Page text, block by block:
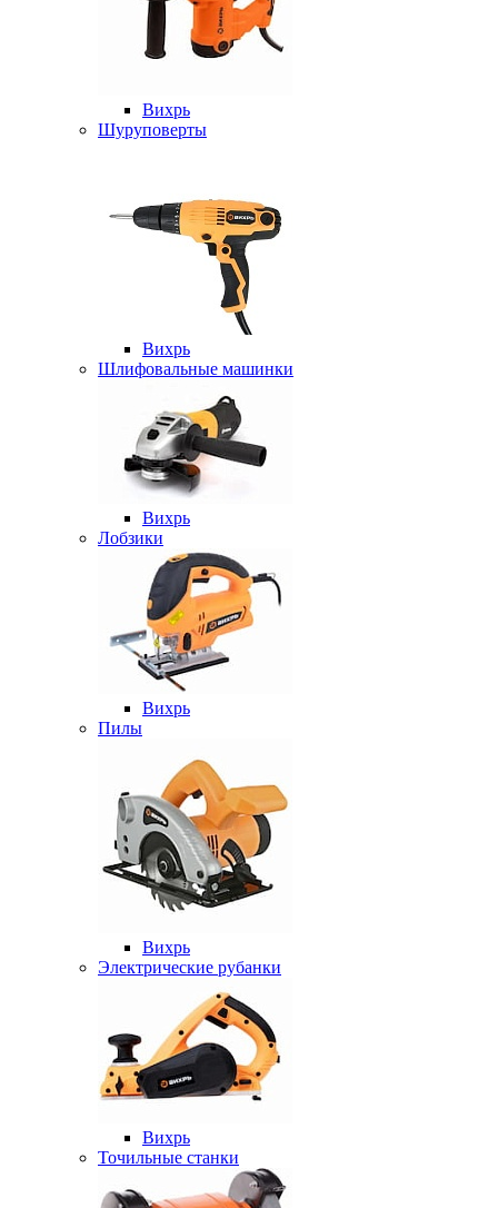
Вихрь
Шуруповерты
Вихрь
Шлифовальные машинки
Вихрь
Лобзики
Вихрь
Пилы
Вихрь
Электрические рубанки
Вихрь
Точильные станки